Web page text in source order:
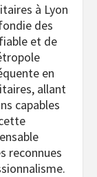
à Lyon
des
et de
en
allant
capables
reconnues